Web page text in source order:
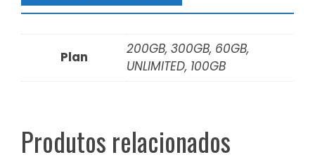
Plan
200GB, 300GB, 60GB,
UNLIMITED, 100GB
Produtos relacionados